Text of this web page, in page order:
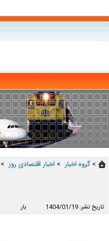
>گروه اخبار ‏ > اخبار اقتصادی روز ‏
تاریخ نشر: 1404/01/19 بار